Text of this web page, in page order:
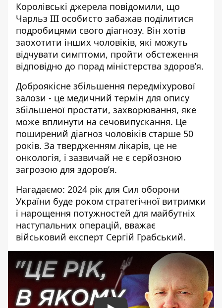
Королівські джерела повідомили, що
Чарльз III особисто забажав поділитися
подробицями свого діагнозу. Він хотів
заохотити інших чоловіків, які можуть
відчувати симптоми, пройти обстеження
відповідно до порад міністерства здоров’я.
Доброякісне збільшення передміхурової
залози - це медичний термін для опису
збільшеної простати, захворювання, яке
може вплинути на сечовипускання. Це
поширений діагноз чоловіків старше 50
років. За твердженням лікарів, це не
онкологія, і зазвичай не є серйозною
загрозою для здоров’я.
Нагадаємо: 2024 рік для Сил оборони
України буде роком стратегічної витримки
і нарощення потужностей для майбутніх
наступальних операцій, вважає
військовий експерт Сергій Грабський.